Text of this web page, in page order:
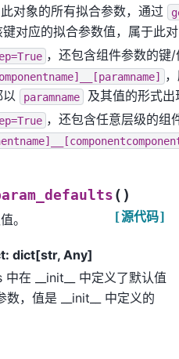
对象的所有拟合参数，通过
键对应的拟合参数值，属于此
，还包含组件参数的键
以
paramname
及其值的形式出
，还包含任意层级的组
( )
[源代码]
。
dict[str, Any]
中在 __init__ 中定义了默认值
数，值是 __init__ 中定义的